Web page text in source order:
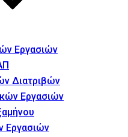
Εργασιών
Διατριβών
Εργασιών
Εργασιών